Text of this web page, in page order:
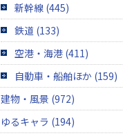
新幹線 (445)
鉄道 (133)
空港・海港 (411)
自動車・船舶ほか (159)
建物・風景 (972)
ゆるキャラ (194)